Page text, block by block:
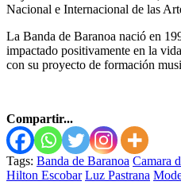
Nacional e Internacional de las
La Banda de Baranoa nació en
impactado positivamente en la
con su proyecto de formación
Compartir...
Tags: Banda de Baranoa Camara
Hilton Escobar Luz Pastrana